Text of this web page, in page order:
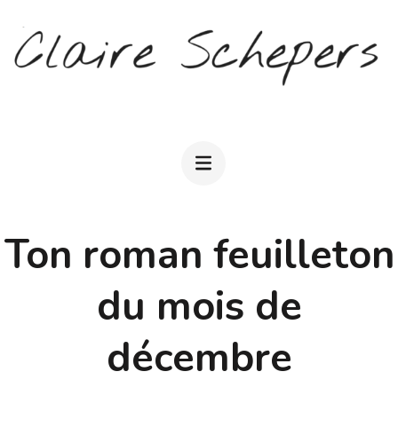
contenu
Ton roman feuilleton
du mois de
décembre